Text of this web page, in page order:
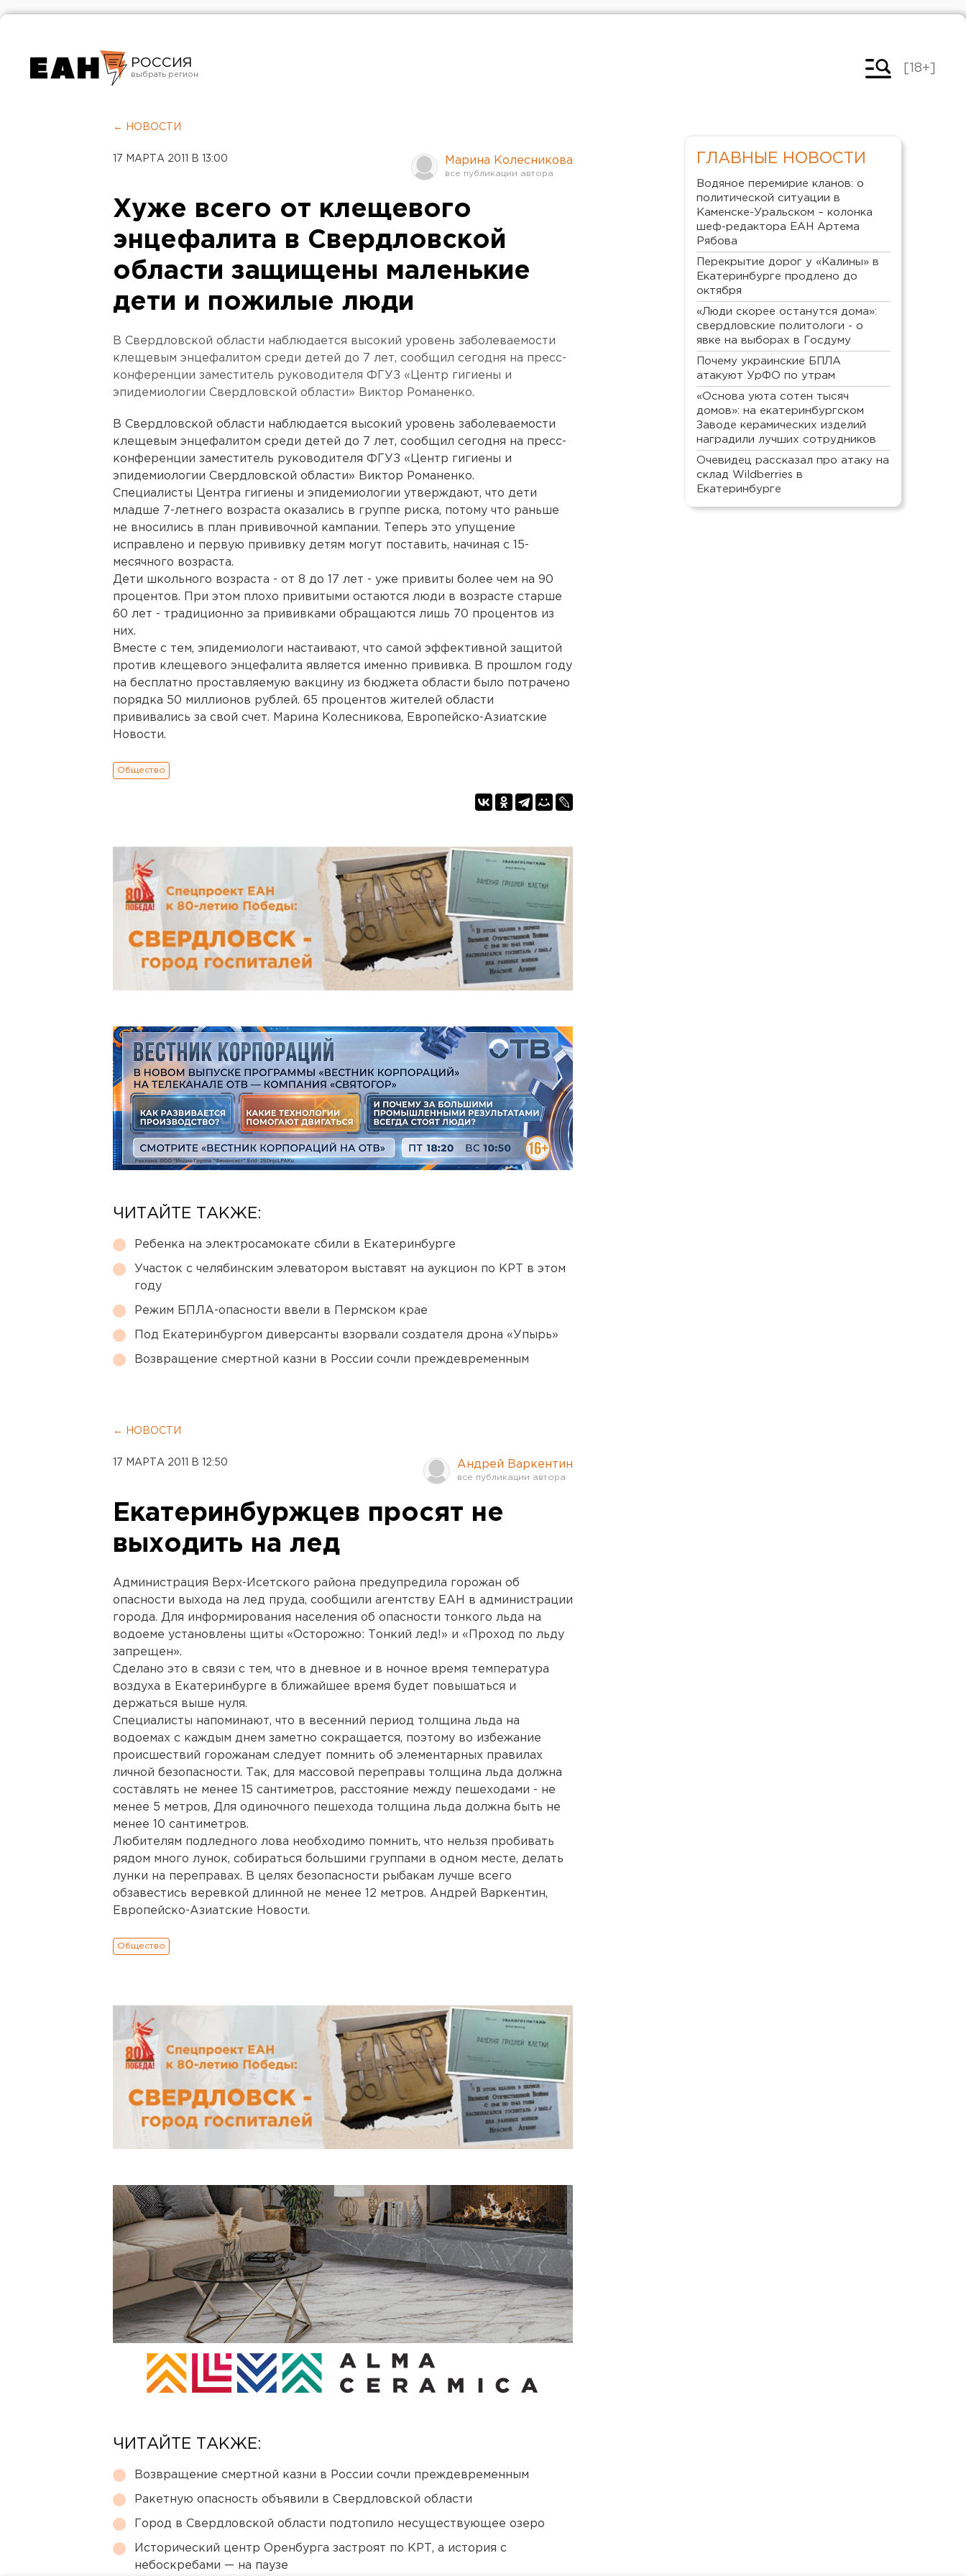
РОССИЯ
Челябинск
[18+]
← НОВОСТИ
17 МАРТА 2011 В 13:00 Марина Колесникова
Хуже всего от клещевого
энцефалита в Свердловской
области защищены маленькие
дети и пожилые люди
В Свердловской области наблюдается высокий уровень заболеваемости
клещевым энцефалитом среди детей до 7 лет, сообщил сегодня на пресс-
конференции заместитель руководителя ФГУЗ «Центр гигиены и
эпидемиологии Свердловской области» Виктор Романенко.
В Свердловской области наблюдается высокий уровень заболеваемости
клещевым энцефалитом среди детей до 7 лет, сообщил сегодня на пресс-
конференции заместитель руководителя ФГУЗ «Центр гигиены и
эпидемиологии Свердловской области» Виктор Романенко.
Специалисты Центра гигиены и эпидемиологии утверждают, что дети
младше 7-летнего возраста оказались в группе риска, потому что раньше
не вносились в план прививочной кампании. Теперь это упущение
исправлено и первую прививку детям могут поставить, начиная с 15-
месячного возраста.
Дети школьного возраста - от 8 до 17 лет - уже привиты более чем на 90
процентов. При этом плохо привитыми остаются люди в возрасте старше
60 лет - традиционно за прививками обращаются лишь 70 процентов из
них.
Вместе с тем, эпидемиологи настаивают, что самой эффективной защитой
против клещевого энцефалита является именно прививка. В прошлом году
на бесплатно проставляемую вакцину из бюджета области было потрачено
порядка 50 миллионов рублей. 65 процентов жителей области
прививались за свой счет. Марина Колесникова, Европейско-Азиатские
Новости.
Общество
ЧИТАЙТЕ ТАКЖЕ:
Ребенка на электросамокате сбили в Екатеринбурге
Участок с челябинским элеватором выставят на аукцион по КРТ в этом
году
Режим БПЛА-опасности ввели в Пермском крае
Под Екатеринбургом диверсанты взорвали создателя дрона «Упырь»
Возвращение смертной казни в России сочли преждевременным
← НОВОСТИ
17 МАРТА 2011 В 12:50 Андрей Варкентин
Екатеринбуржцев просят не
выходить на лед
Администрация Верх-Исетского района предупредила горожан об
опасности выхода на лед пруда, сообщили агентству ЕАН в администрации
города. Для информирования населения об опасности тонкого льда на
водоеме установлены щиты «Осторожно: Тонкий лед!» и «Проход по льду
запрещен».
Сделано это в связи с тем, что в дневное и в ночное время температура
воздуха в Екатеринбурге в ближайшее время будет повышаться и
держаться выше нуля.
Специалисты напоминают, что в весенний период толщина льда на
водоемах с каждым днем заметно сокращается, поэтому во избежание
происшествий горожанам следует помнить об элементарных правилах
личной безопасности. Так, для массовой переправы толщина льда должна
составлять не менее 15 сантиметров, расстояние между пешеходами - не
менее 5 метров, Для одиночного пешехода толщина льда должна быть не
менее 10 сантиметров.
Любителям подледного лова необходимо помнить, что нельзя пробивать
рядом много лунок, собираться большими группами в одном месте, делать
лунки на переправах. В целях безопасности рыбакам лучше всего
обзавестись веревкой длинной не менее 12 метров. Андрей Варкентин,
Европейско-Азиатские Новости.
Общество
ЧИТАЙТЕ ТАКЖЕ:
Возвращение смертной казни в России сочли преждевременным
Ракетную опасность объявили в Свердловской области
Город в Свердловской области подтопило несуществующее озеро
Исторический центр Оренбурга застроят по КРТ, а история с
небоскребами — на паузе
ГЛАВНЫЕ НОВОСТИ
Водяное перемирие кланов: о
политической ситуации в
Каменске-Уральском – колонка
шеф-редактора ЕАН Артема
Рябова
Перекрытие дорог у «Калины» в
Екатеринбурге продлено до
октября
«Люди скорее останутся дома»:
свердловские политологи - о
явке на выборах в Госдуму
Почему украинские БПЛА
атакуют УрФО по утрам
«Основа уюта сотен тысяч
домов»: на екатеринбургском
Заводе керамических изделий
наградили лучших сотрудников
Очевидец рассказал про атаку на
склад Wildberries в
Екатеринбурге